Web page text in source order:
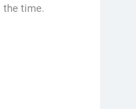
the time.